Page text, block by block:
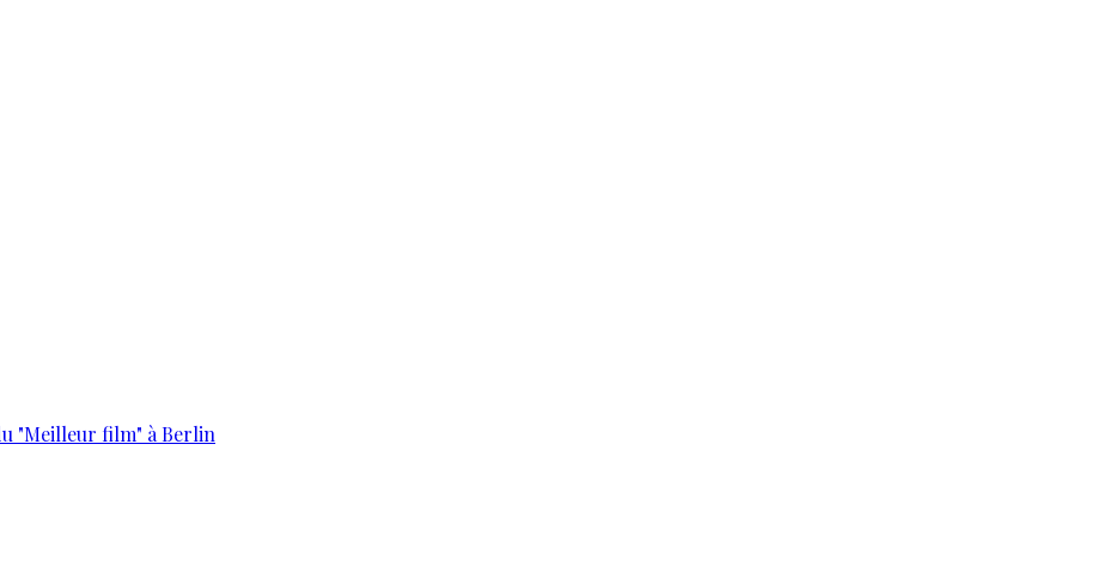
"Meilleur film" à Berlin